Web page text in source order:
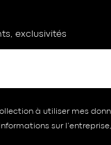
exclusivités
à utiliser mes
sur